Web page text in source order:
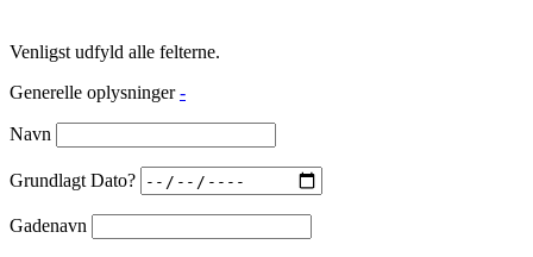
Venligst udfyld alle felterne.
Generelle oplysninger -
Navn
Grundlagt Dato?
Gadenavn